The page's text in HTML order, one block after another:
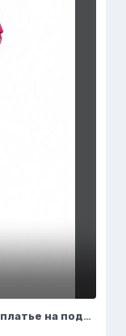
Роскошный образ: бимбо в вечернем платье на подиуме. Генерация из нейронной сети Flux 1